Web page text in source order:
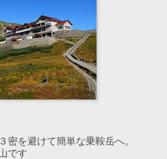
密を避けて簡単な乗鞍岳へ。
です